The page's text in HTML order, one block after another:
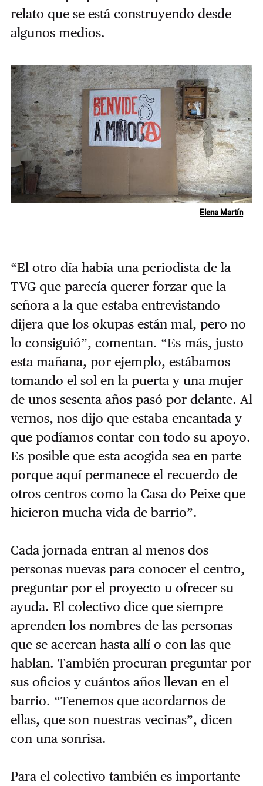
relato que se está construyendo desde
algunos medios.
Elena Martín
“El otro día había una periodista de la
TVG que parecía querer forzar que la
señora a la que estaba entrevistando
dijera que los okupas están mal, pero no
lo consiguió”, comentan. “Es más, justo
esta mañana, por ejemplo, estábamos
tomando el sol en la puerta y una mujer
de unos sesenta años pasó por delante. Al
vernos, nos dijo que estaba encantada y
que podíamos contar con todo su apoyo.
Es posible que esta acogida sea en parte
porque aquí permanece el recuerdo de
otros centros como la Casa do Peixe que
hicieron mucha vida de barrio”.
Cada jornada entran al menos dos
personas nuevas para conocer el centro,
preguntar por el proyecto u ofrecer su
ayuda. El colectivo dice que siempre
aprenden los nombres de las personas
que se acercan hasta allí o con las que
hablan. También procuran preguntar por
sus oficios y cuántos años llevan en el
barrio. “Tenemos que acordarnos de
ellas, que son nuestras vecinas”, dicen
con una sonrisa.
Para el colectivo también es importante